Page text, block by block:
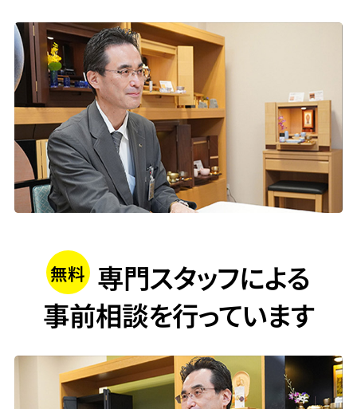
無料 専門スタッフによる
事前相談を行っています